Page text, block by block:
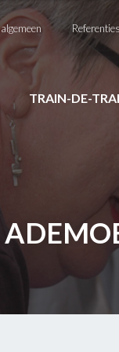
Referenties
TRAIN-DE-